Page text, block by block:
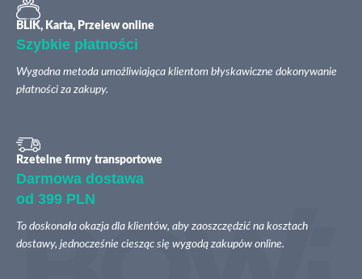
BLIK, Karta, Przelew online
Szybkie płatności
Wygodna metoda umożliwiająca klientom błyskawiczne dokonywanie
płatności za zakupy.
Rzetelne firmy transportowe
Darmowa dostawa
od 399 PLN
To doskonała okazja dla klientów, aby zaoszczędzić na kosztach
dostawy, jednocześnie ciesząc się wygodą zakupów online.